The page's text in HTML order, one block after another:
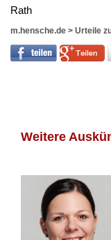
Rath
m.hensche.de > Urteile
Weitere